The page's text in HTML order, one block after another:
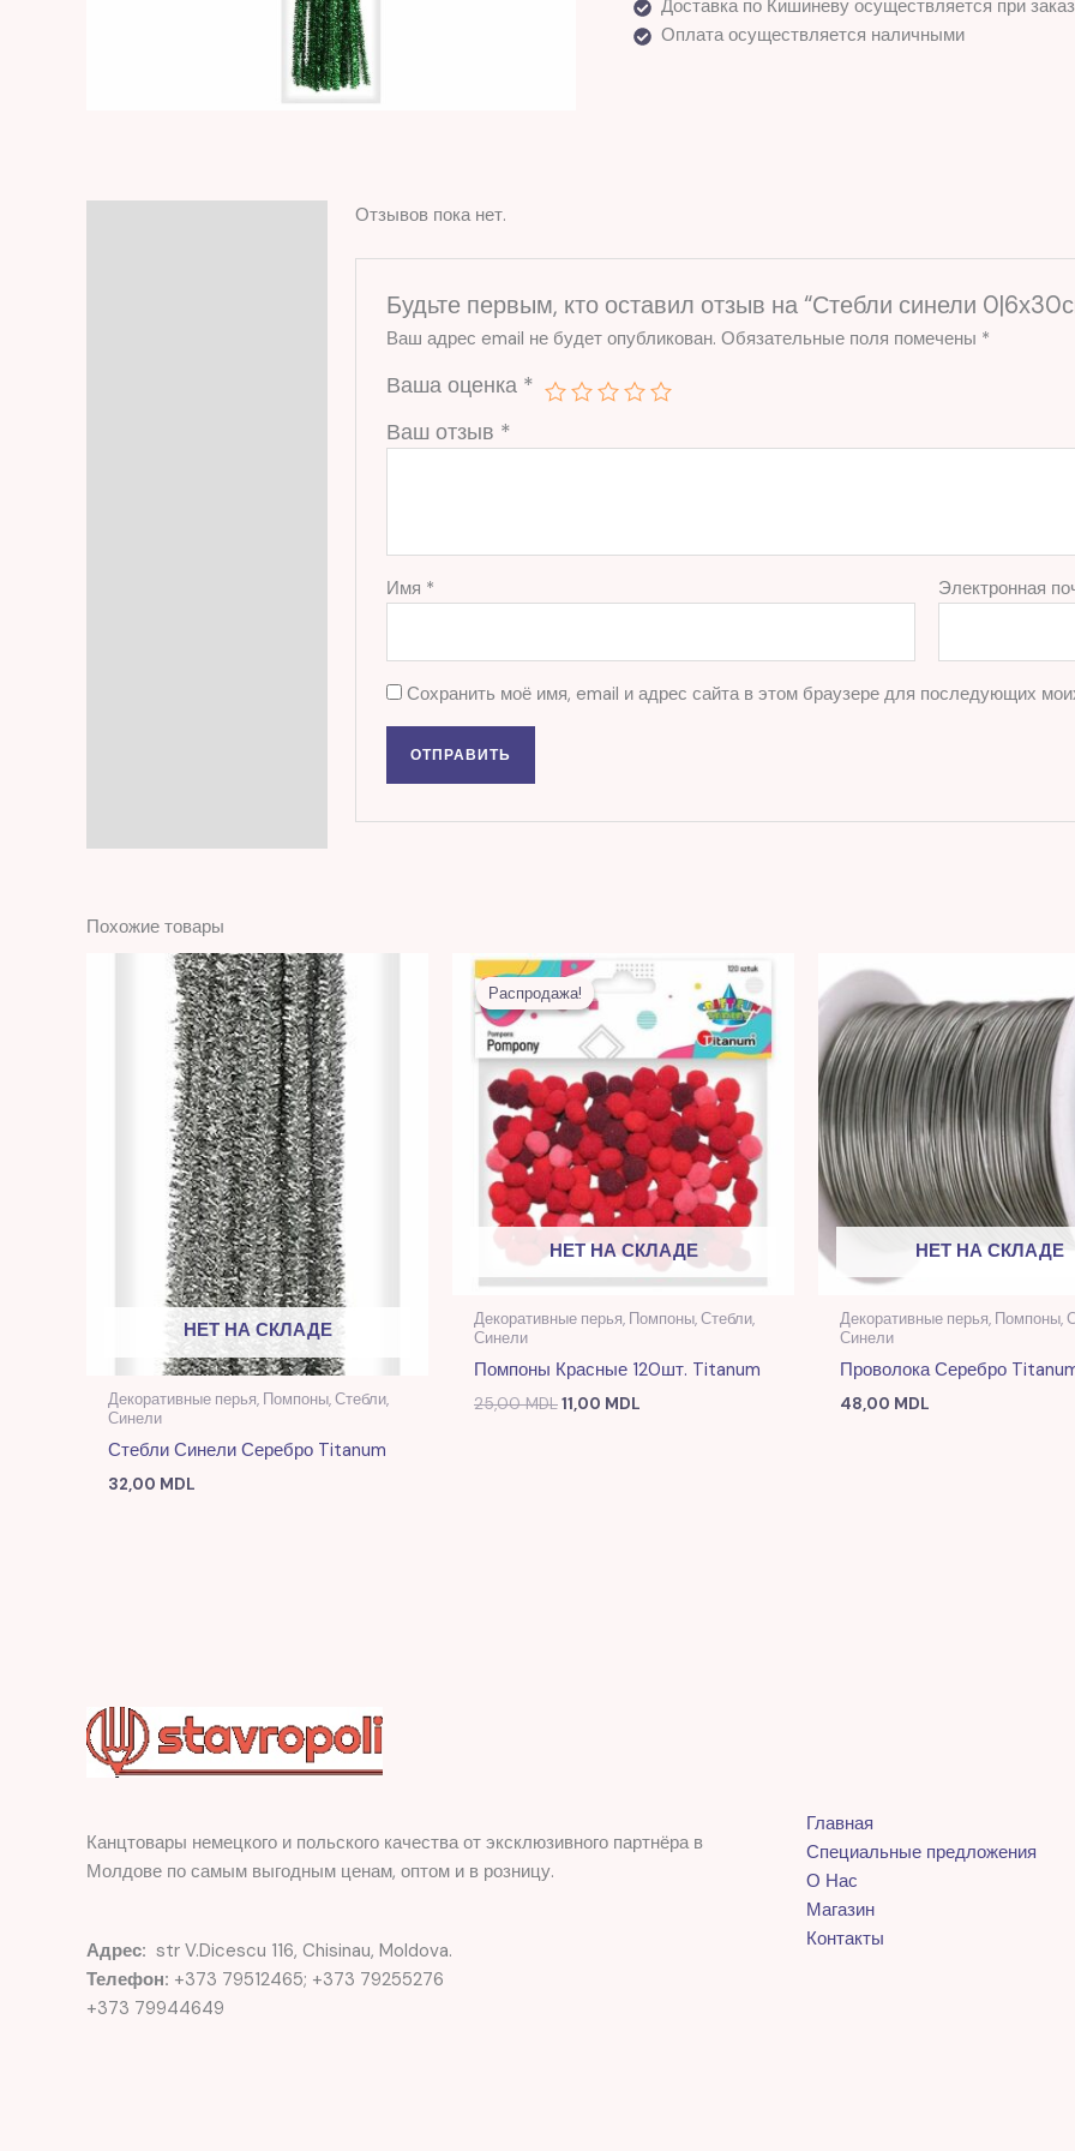
Доставка по Кишиневу осуществляется при
Оплата осуществляется наличными
Отзывов пока нет.
Будьте первым, кто оставил отзыв на “Стебли синели
Ваш адрес email не будет опубликован. Обязательные поля помечены *
Ваша оценка *
Ваш отзыв *
Имя * Электронная
Сохранить моё имя, email и адрес сайта в этом браузере для последующих
Похожие товары
НЕТ НА СКЛАДЕ
Декоративные перья, Помпоны, Стебли,
Синели
Стебли Синели Серебро Titanum
32,00 MDL
Распродажа!
НЕТ НА СКЛАДЕ
Распродажа!
Декоративные перья, Помпоны, Стебли,
Синели
Помпоны Красные 120шт. Titanum
25,00MDL
Первоначальная
цена
составляла
25,00 MDL.
11,00 MDL
Текущая
цена:
11,00 MDL.
НЕТ НА СКЛАДЕ
Декоративные перья, Помпоны,
Синели
Проволока Серебро
48,00 MDL
Канцтовары немецкого и польского качества от эксклюзивного партнёра в
Молдове по самым выгодным ценам, оптом и в розницу.
Адрес: str V.Dicescu 116, Chisinau, Moldova.
Телефон: +373 79512465; +373 79255276
+373 79944649
Главная
Специальные предложения
О Нас
Магазин
Контакты